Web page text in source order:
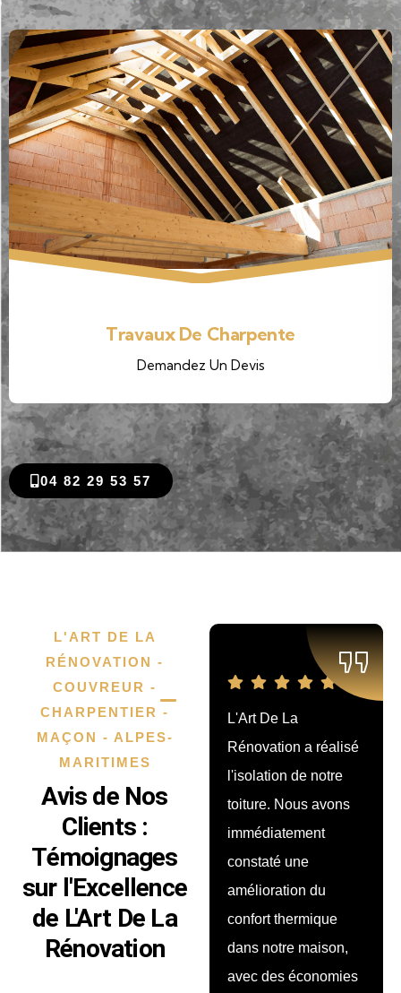
Travaux Isolation
Demandez Un Devis
04 82 29 53 57
L'ART DE LA
RÉNOVATION -
COUVREUR -
CHARPENTIER -
MAÇON - ALPES-
MARITIMES
Avis de Nos
Clients :
Témoignages
sur l'Excellence
de L'Art De La
Rénovation
L'Art De La
Rénovation a réalisé
toiture. Nous avons
immédiatement
constaté une
amélioration du
confort thermique
dans notre maison,
Nous avons fait
rénover notre
terrasse par cette
société, et le résultat
est superbe ! Les
artisans ont fait
preuve de
professionnalisme et
de créativité pour
aménager l’espace.